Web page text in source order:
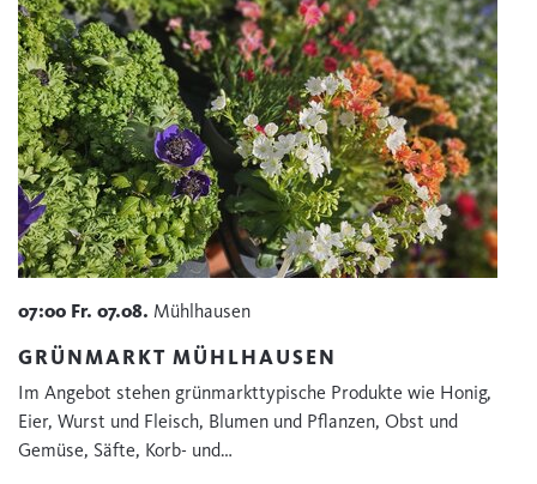
07:00 Fr. 07.08. Mühlhausen
GRÜNMARKT MÜHLHAUSEN
Im Angebot stehen grünmarkttypische Produkte wie Honig,
Eier, Wurst und Fleisch, Blumen und Pflanzen, Obst und
Gemüse, Säfte, Korb- und…